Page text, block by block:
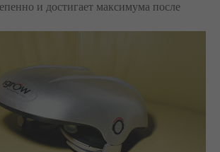
и достигает максимума после